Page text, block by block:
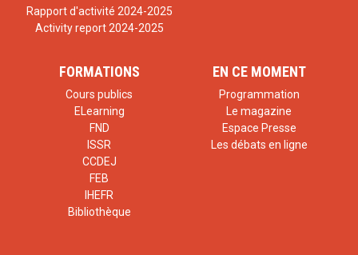
Rapport d'activité 2024-2025
Activity report 2024-2025
FORMATIONS
Cours publics
ELearning
FND
ISSR
CCDEJ
FEB
IHEFR
Bibliothèque
EN CE MOMENT
Programmation
Le magazine
Espace Presse
Les débats en ligne